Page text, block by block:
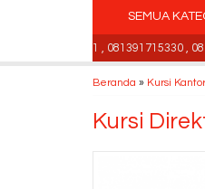
SEMUA
99842501 , 081391715330 ,
Beranda » Kursi
Kursi